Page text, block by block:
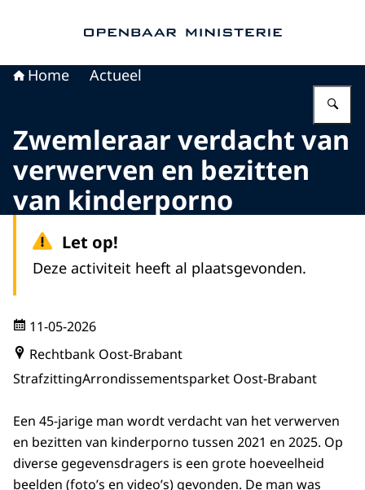
Home Actueel
Zwemleraar verdacht van
verwerven en bezitten
van kinderporno
Let op!
Deze activiteit heeft al plaatsgevonden.
11-05-2026
Rechtbank Oost-Brabant
StrafzittingArrondissementsparket Oost-Brabant
Een 45-jarige man wordt verdacht van het verwerven
en bezitten van kinderporno tussen 2021 en 2025. Op
diverse gegevensdragers is een grote hoeveelheid
beelden (foto’s en video’s) gevonden. De man was